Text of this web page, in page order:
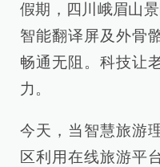
假期，四川峨眉山
智能翻译屏及外骨
畅通无阻。科技让
力。
今天，当智慧旅游
区利用在线旅游平